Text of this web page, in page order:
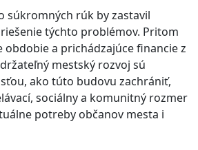
súkromných rúk by zastavil
týchto problémov. Pritom
obdobie a prichádzajúce financie z
mestský rozvoj sú
ako túto budovu zachrániť,
sociálny a komunitný rozmer
potreby občanov mesta i